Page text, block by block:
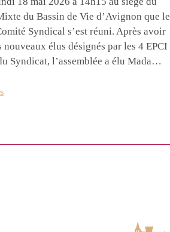
du Bassin de Vie d’Avignon que le
Syndical s’est réuni. Après avoir
élus désignés par les 4 EPCI
Syndicat, l’assemblée a élu Mada…